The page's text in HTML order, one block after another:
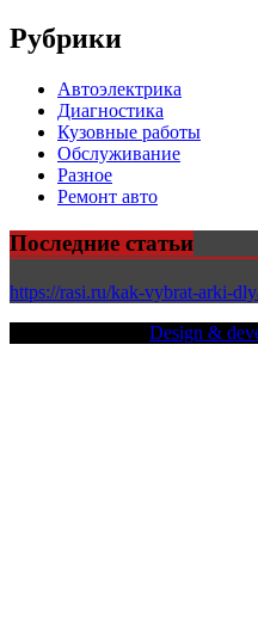
Рубрики
Автоэлектрика
Диагностика
Кузовные работы
Обслуживание
Разное
Ремонт авто
Последние статьи
https://rasi.ru/kak-vybrat-arki-
Design &